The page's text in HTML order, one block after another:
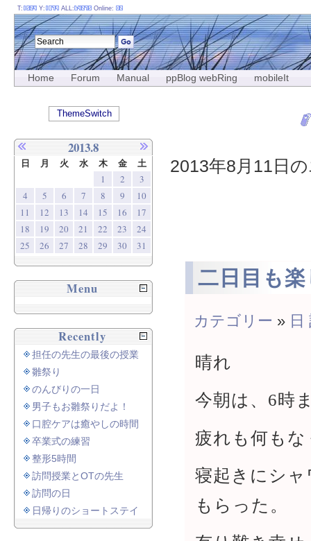
Home Forum Manual ppBlog webRing mobileIt
2013年8月11日
二日目も
カテゴリー » 日
晴れ
今朝は、6時
疲れも何も
寝起きにシ
もらった。
T: Y: ALL: Online:
ThemeSwitch
2013.8
日 月 火 水 木 金 土
1 2
3
4
5 6 7 8 9
10
11
12 13 14 15 16
17
18
19 20 21 22 23
24
25
26 27 28 29 30 31
Menu
Recently
担任の先生の最後の授業
雛祭り
のんびりの一日
男子もお雛祭りだよ！
口腔ケアは癒やしの時間
卒業式の練習
整形5時間
訪問授業とOTの先生
訪問の日
日帰りのショートステイ